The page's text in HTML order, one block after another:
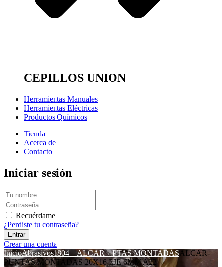
CEPILLOS UNION
Herramientas Manuales
Herramientas Eléctricas
Productos Químicos
Tienda
Acerca de
Contacto
Iniciar sesión
Recuérdame
¿Perdiste tu contraseña?
Crear una cuenta
InicioAbrasivos1804 – ALCAR – PTAS MONTADAS ALCAR-
PUNTAS MONTADAS 20X16 EJE 6MM A22